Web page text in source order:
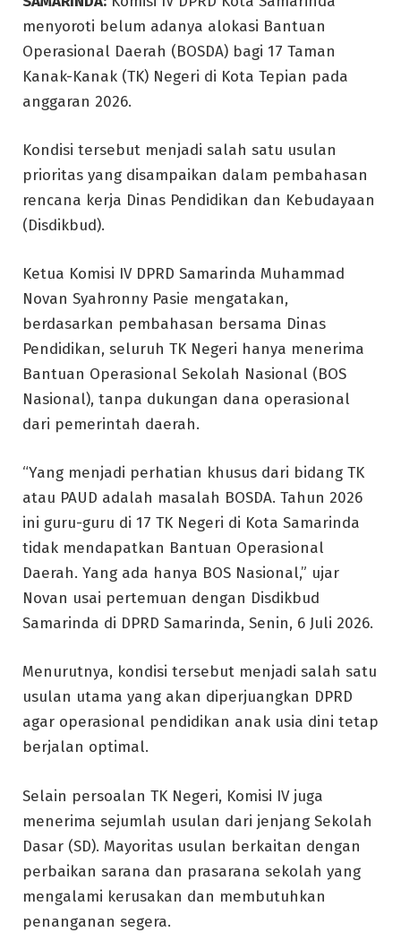
menyoroti belum adanya alokasi Bantuan
Operasional Daerah (BOSDA) bagi 17 Taman
Kanak-Kanak (TK) Negeri di Kota Tepian pada
anggaran 2026.
Kondisi tersebut menjadi salah satu usulan
prioritas yang disampaikan dalam pembahasan
rencana kerja Dinas Pendidikan dan Kebudayaan
(Disdikbud).
Ketua Komisi IV DPRD Samarinda Muhammad
Novan Syahronny Pasie mengatakan,
berdasarkan pembahasan bersama Dinas
Pendidikan, seluruh TK Negeri hanya menerima
Bantuan Operasional Sekolah Nasional (BOS
Nasional), tanpa dukungan dana operasional
dari pemerintah daerah.
“Yang menjadi perhatian khusus dari bidang TK
atau PAUD adalah masalah BOSDA. Tahun 2026
ini guru-guru di 17 TK Negeri di Kota Samarinda
tidak mendapatkan Bantuan Operasional
Daerah. Yang ada hanya BOS Nasional,” ujar
Novan usai pertemuan dengan Disdikbud
Samarinda di DPRD Samarinda, Senin, 6 Juli 2026.
Menurutnya, kondisi tersebut menjadi salah satu
usulan utama yang akan diperjuangkan DPRD
agar operasional pendidikan anak usia dini tetap
berjalan optimal.
Selain persoalan TK Negeri, Komisi IV juga
menerima sejumlah usulan dari jenjang Sekolah
Dasar (SD). Mayoritas usulan berkaitan dengan
perbaikan sarana dan prasarana sekolah yang
mengalami kerusakan dan membutuhkan
penanganan segera.